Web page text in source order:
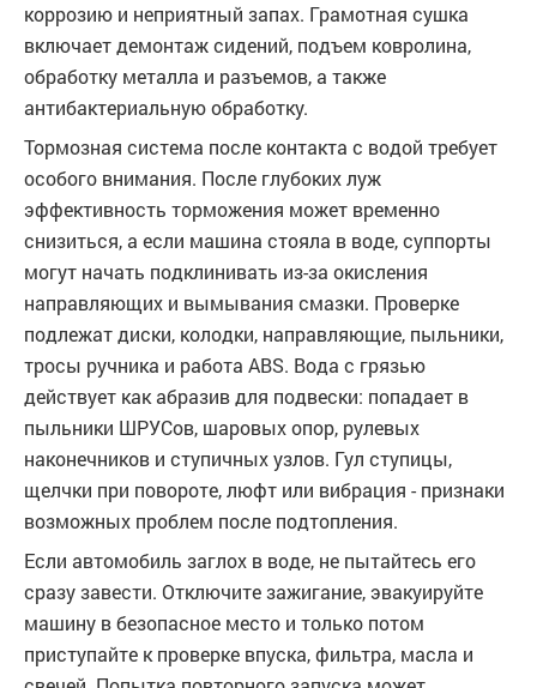
коррозию и неприятный запах. Грамотная сушка
включает демонтаж сидений, подъем ковролина,
обработку металла и разъемов, а также
антибактериальную обработку.
Тормозная система после контакта с водой требует
особого внимания. После глубоких луж
эффективность торможения может временно
снизиться, а если машина стояла в воде, суппорты
могут начать подклинивать из-за окисления
направляющих и вымывания смазки. Проверке
подлежат диски, колодки, направляющие, пыльники,
тросы ручника и работа ABS. Вода с грязью
действует как абразив для подвески: попадает в
пыльники ШРУСов, шаровых опор, рулевых
наконечников и ступичных узлов. Гул ступицы,
щелчки при повороте, люфт или вибрация - признаки
возможных проблем после подтопления.
Если автомобиль заглох в воде, не пытайтесь его
сразу завести. Отключите зажигание, эвакуируйте
машину в безопасное место и только потом
приступайте к проверке впуска, фильтра, масла и